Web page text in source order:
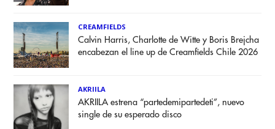
CREAMFIELDS
Calvin Harris, Charlotte de Witte y Boris Brejcha
encabezan el line up de Creamfields Chile 2026
AKRIILA
AKRIILA estrena “partedemipartedeti”, nuevo
single de su esperado disco